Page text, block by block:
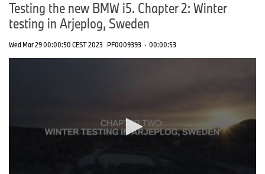
Testing the new BMW i5. Chapter 2: Winter
testing in Arjeplog, Sweden
Wed Mar 29 00:00:50 CEST 2023 PF0009393 · 00:00:53